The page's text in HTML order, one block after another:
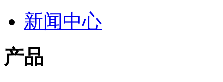
新闻中心
产品